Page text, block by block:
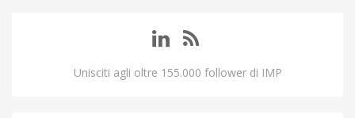
Unisciti agli oltre 155.000 follower di IMP